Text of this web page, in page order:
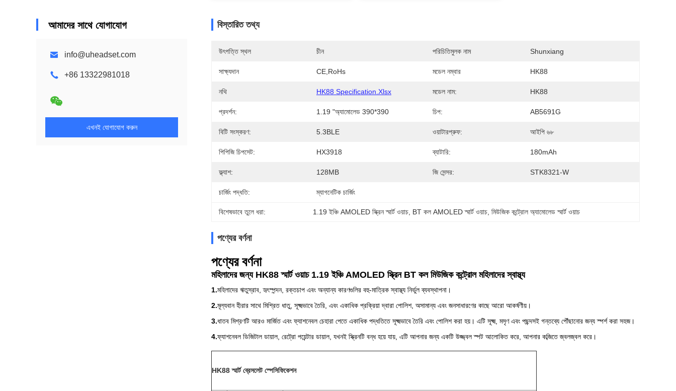
আমাদের সাথে যোগাযোগ
info@uheadset.com
+86 13322981018
এখনই যোগাযোগ করুন
বিস্তারিত তথ্য
উৎপত্তি স্থল চীন পরিচিতিমুলক নাম Shunxiang
সাক্ষ্যদান CE,RoHs মডেল নম্বার HK88
নথি HK88 Specification.xlsx মডেল নাম: HK88
প্রদর্শন: 1.19 "অ্যামোলেড 390*390 চিপ: AB5691G
বিটি সংস্করণ: 5.3BLE ওয়াটারপ্রুফ: আইপি ৬৮
পিপিজি চিপসেট: HX3918 ব্যাটারি: 180mAh
ফ্ল্যাশ: 128MB জি সেন্সর: STK8321-W
চার্জিং পদ্ধতি: ম্যাগনেটিক চার্জিং
বিশেষভাবে তুলে ধরা: 1.19 ইঞ্চি AMOLED স্ক্রিন স্মার্ট ওয়াচ BT কল AMOLED স্মার্ট ওয়াচ , মিউজিক কন্ট্রোল অ্যামোলেড স্মার্ট ওয়াচ
পণ্যের বর্ণনা
পণ্যের বর্ণনা
মহিলাদের জন্য HK88 স্মার্ট ওয়াচ 1.19 ইঞ্চি AMOLED স্ক্রিন BT কল মিউজিক কন্ট্রোল মহিলাদের স্বাস্থ্য
1.মহিলাদের ঋতুস্রাব, হৃৎস্পন্দন, রক্তচাপ এবং অন্যান্য কারণগুলির বহু-মাত্রিক স্বাস্থ্য নির্ভুল ব্যবস্থাপনা।
2.মূল্যবান হীরার সাথে মিশ্রিত ধাতু, সূক্ষ্মভাবে তৈরি, এবং একাধিক প্রক্রিয়া দ্বারা পোলিশ, অসামান্য এবং জনসাধারণের কাছে আরো আকর্ষণীয়।
3.ধাতব মিশ্রণটি আরও মার্জিত এবং ফ্যাশনেবল চেহারা পেতে একাধিক পদ্ধতিতে সূক্ষ্মভাবে তৈরি এবং পোলিশ করা হয়। এটি সূক্ষ্ম, মসৃণ এবং পছন্দসই গন্তব্যে পৌঁছানোর জন্য স্পর্শ করা সহজ।
4.ফ্যাশনেবল ডিজিটাল ডায়াল, রেট্রো পয়েন্টার ডায়াল, যখনই স্ক্রিনটি বন্ধ হয়ে যায়, এটি আপনার জন্য একটি উজ্জ্বল স্পট আলোকিত করে, আপনার কব্জিতে জ্বলজ্বল করে।
HK88 স্মার্ট ব্রেসলেট স্পেসিফিকেশন